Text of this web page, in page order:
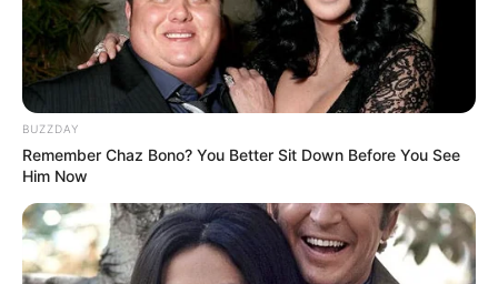
BUZZDAY
Remember Chaz Bono? You Better Sit Down Before You See
Him Now